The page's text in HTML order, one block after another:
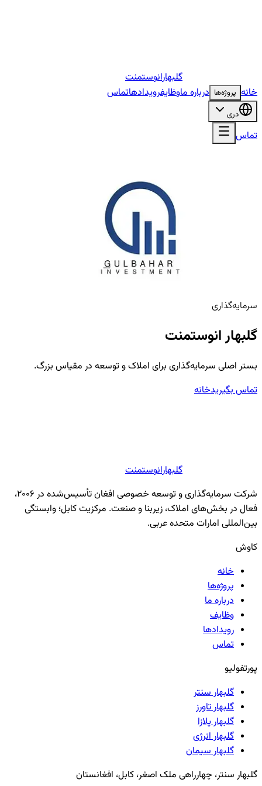
گلبهارانوستمنت
خانه پروژه‌ها درباره ماوظایفرویدادهاتماس
دری
تماس
سرمایه‌گذاری
گلبهار انوستمنت
بستر اصلی سرمایه‌گذاری برای املاک و توسعه در مقیاس بزرگ.
تماس بگیریدخانه
گلبهارانوستمنت
شرکت سرمایه‌گذاری و توسعه خصوصی افغان تأسیس‌شده در ۲۰۰۶،
فعال در بخش‌های املاک، زیربنا و صنعت. مرکزیت کابل؛ وابستگی
بین‌المللی امارات متحده عربی.
کاوش
خانه
پروژه‌ها
درباره ما
وظایف
رویدادها
تماس
پورتفولیو
گلبهار سنتر
گلبهار تاورز
گلبهار پلازا
گلبهار انرژی
گلبهار سیمان
گلبهار سنتر، چهارراهی ملک اصغر، کابل، افغانستان